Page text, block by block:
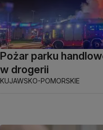
Pożar parku
w drogerii
KUJAWSKO-POMORSKIE